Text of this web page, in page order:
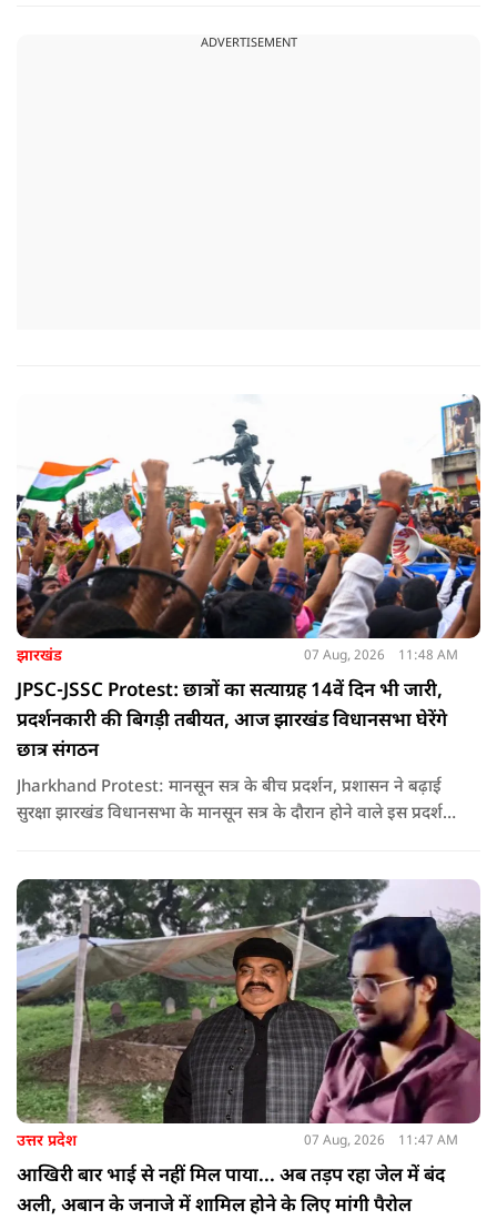
ADVERTISEMENT
झारखंड 07 Aug, 2026 11:48 AM
JPSC-JSSC Protest: छात्रों का सत्याग्रह 14वें दिन भी जारी,
प्रदर्शनकारी की बिगड़ी तबीयत, आज झारखंड विधानसभा घेरेंगे
छात्र संगठन
Jharkhand Protest: मानसून सत्र के बीच प्रदर्शन, प्रशासन ने बढ़ाई
सुरक्षा झारखंड विधानसभा के मानसून सत्र के दौरान होने वाले इस प्रदर्शन
जनाधिकार महासभा के आह्वान पर आयोजित किया जा रहा है.
उत्तर प्रदेश 07 Aug, 2026 11:47 AM
आखिरी बार भाई से नहीं मिल पाया... अब तड़प रहा जेल में बंद
अली, अबान के जनाजे में शामिल होने के लिए मांगी पैरोल